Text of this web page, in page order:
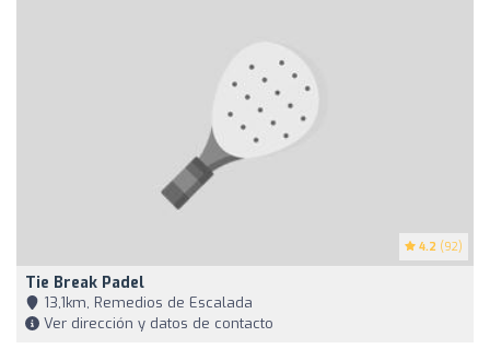
4.2 (92)
Tie Break Padel
13,1km, Remedios de Escalada
Ver dirección y datos de contacto